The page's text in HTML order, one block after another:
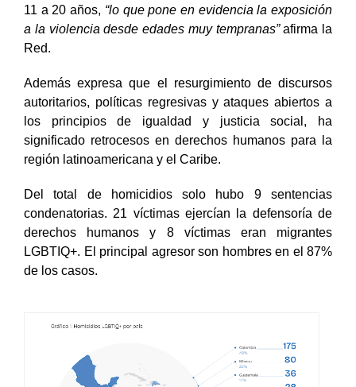
11 a 20 años, “lo que pone en evidencia la exposición
a la violencia desde edades muy tempranas”afirma la
Red.
Además expresa que el resurgimiento de discursos
autoritarios, políticas regresivas y ataques abiertos a
los principios de igualdad y justicia social, ha
significado retrocesos en derechos humanos para la
región latinoamericana y el Caribe.
Del total de homicidios solo hubo 9 sentencias
condenatorias. 21 víctimas ejercían la defensoría de
derechos humanos y 8 víctimas eran migrantes
LGBTIQ+. El principal agresor son hombres en el 87%
de los casos.